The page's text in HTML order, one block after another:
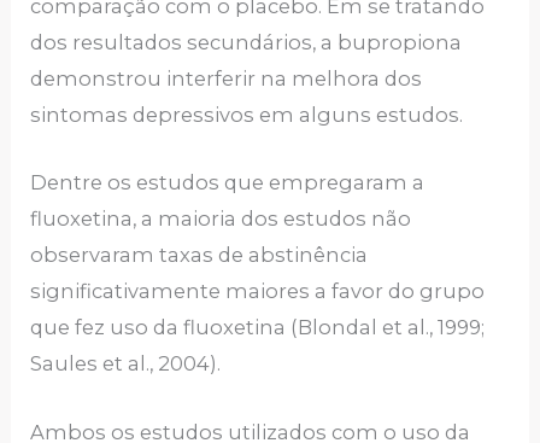
comparação com o placebo. Em se tratando
dos resultados secundários, a bupropiona
demonstrou interferir na melhora dos
sintomas depressivos em alguns estudos.
Dentre os estudos que empregaram a
fluoxetina, a maioria dos estudos não
observaram taxas de abstinência
significativamente maiores a favor do grupo
que fez uso da fluoxetina (Blondal et al., 1999;
Saules et al., 2004).
Ambos os estudos utilizados com o uso da